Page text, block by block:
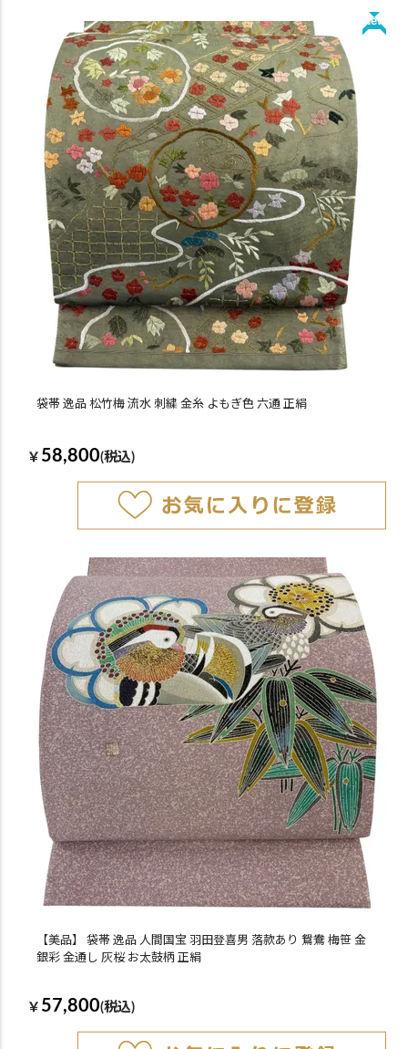
New
袋帯 逸品 松竹梅 流水 刺繍 金糸 よもぎ色 六通 正絹
￥ 58,800(税込)
【美品】 袋帯 逸品 人間国宝 羽田登喜男 落款あり 鴛鴦 梅笹 金
銀彩 金通し 灰桜 お太鼓柄 正絹
￥ 57,800(税込)